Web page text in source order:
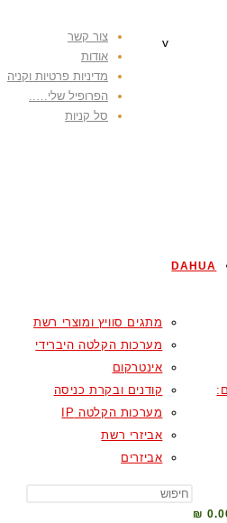
צור קשר
אודות
מדיניות פרטיות וקניה
הפרופיל שלי…..
סל קניות
v
DAHUA
מתגים סוויץ ומוצרי רשת
מערכות הקלטה היברידי
אינטרקום
קודנים ובקרת כניסה
מערכות הקלטה IP
אביזרי רשת
אביזרים
0.00